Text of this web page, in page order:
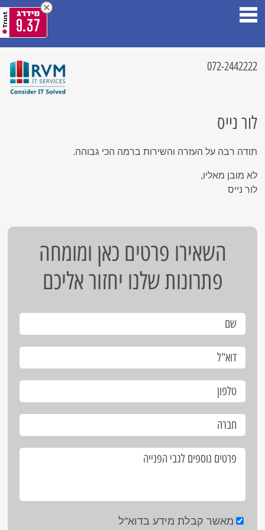
072-2442222
לור נייס
תודה רבה על העזרה והשירות ברמה הכי גבוהה.
לא מובן מאליו,
לור נייס
השאירו פרטים כאן ומומחה
פתרונות שלנו יחזור אליכם
מאשר קבלת מידע בדוא"ל
9.37